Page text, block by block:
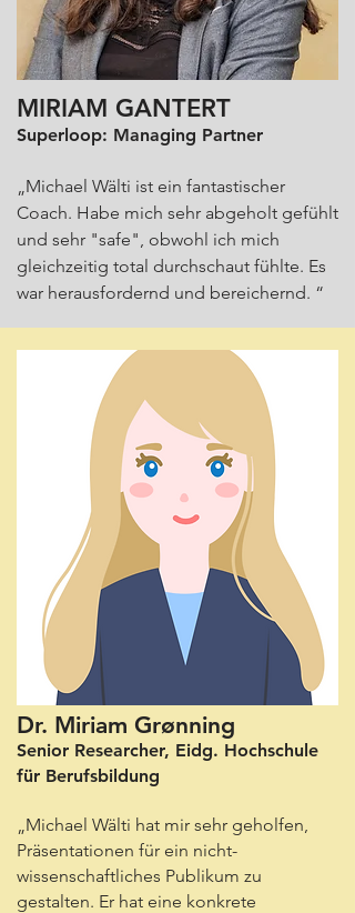
MIRIAM GANTERT
Superloop: Managing Partner
„Michael Wälti ist ein fantastischer
Coach. Habe mich sehr abgeholt gefühlt
und sehr "safe", obwohl ich mich
gleichzeitig total durchschaut fühlte. Es
war herausfordernd und bereichernd. “
Dr. Miriam Grønning
Senior Researcher, Eidg. Hochschule
für Berufsbildung
„Michael Wälti hat mir sehr geholfen,
Präsentationen für ein nicht-
wissenschaftliches Publikum zu
gestalten. Er hat eine konkrete